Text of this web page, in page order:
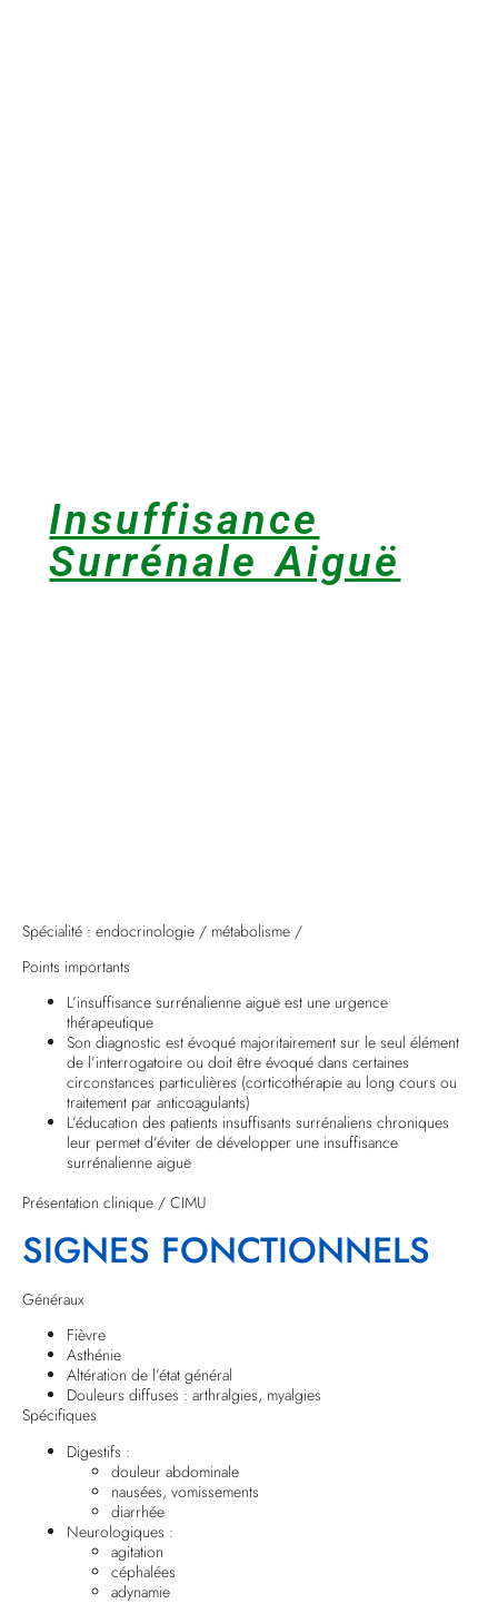
Insuffisance
Surrénale Aiguë
Spécialité : endocrinologie / métabolisme /
Points importants
L’insuffisance surrénalienne aiguë est une urgence
thérapeutique
Son diagnostic est évoqué majoritairement sur le seul élément
de l’interrogatoire ou doit être évoqué dans certaines
circonstances particulières (corticothérapie au long cours ou
traitement par anticoagulants)
L’éducation des patients insuffisants surrénaliens chroniques
leur permet d’éviter de développer une insuffisance
surrénalienne aiguë
Présentation clinique / CIMU
SIGNES FONCTIONNELS
Généraux
Fièvre
Asthénie
Altération de l’état général
Douleurs diffuses : arthralgies, myalgies
Spécifiques
Digestifs :
douleur abdominale
nausées, vomissements
diarrhée
Neurologiques :
agitation
céphalées
adynamie